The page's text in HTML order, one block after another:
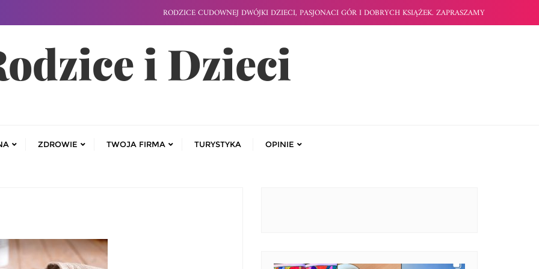
RODZICE CUDOWNEJ DWÓJKI DZIECI, PASJONACI GÓR I DOBRYCH KSIĄŻEK. ZAPRASZAMY
i Dzieci
ZDROWIE TWOJA FIRMA TURYSTYKA OPINIE